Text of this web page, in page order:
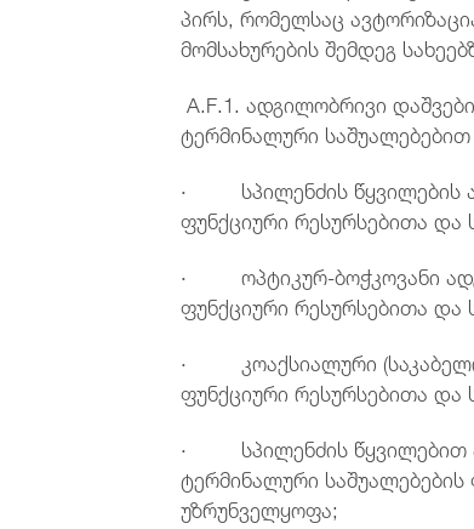
პირს, რომელსაც
მომსახურების შემდეგ
A.F.1. ადგილობრივი
ტერმინალური
· სპილენძის წყვილების
ფუნქციური რესურსებითა
· ოპტიკურ-ბოჭკოვანი
ფუნქციური რესურსებითა
· კოაქსიალური
ფუნქციური რესურსებითა
· სპილენძის წყვილებით
ტერმინალური
უზრუნველყოფა;